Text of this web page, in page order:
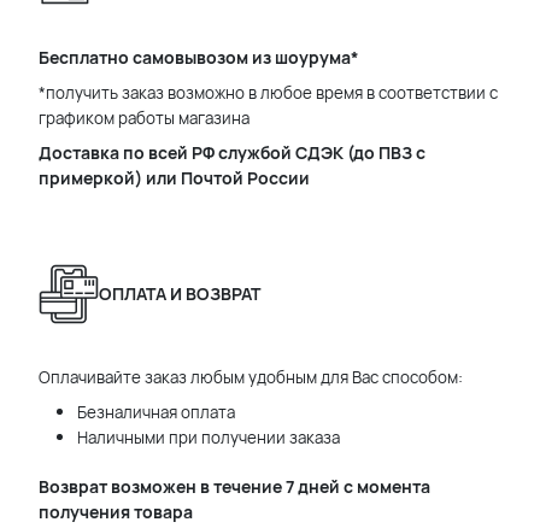
Бесплатно самовывозом из шоурума*
*получить заказ возможно в любое время в соответствии с
графиком работы магазина
Доставка по всей РФ службой СДЭК (до ПВЗ с
примеркой) или Почтой России
ОПЛАТА И ВОЗВРАТ
Оплачивайте заказ любым удобным для Вас способом:
Безналичная оплата
Наличными при получении заказа
Возврат возможен в течение 7 дней с момента
получения товара